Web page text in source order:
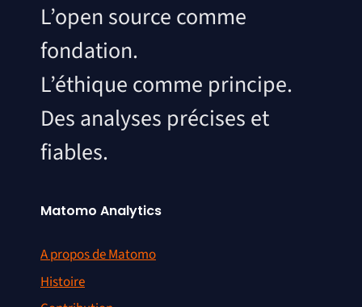
L’open source comme
fondation.
L’éthique comme principe.
Des analyses précises et
fiables.
Matomo Analytics
A propos de Matomo
Histoire